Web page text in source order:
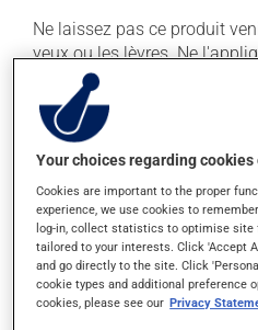
Ne laissez pas ce produit
yeux ou les lèvres. Ne
blessée par une coupure ou
Habituellement, on n'utilise
besoin. Il est important de
inscrite sur l'étiquette. N'en
souvent qu'indiqué.
Effets indésirables
En plus de ses effets
Your choices regarding
Cookies are important to the proper
experience, we use cookies to
log-in, collect statistics to optimise site
tailored to your interests. Click 'Accept
and go directly to the site. Click
cookie types and additional preference
cookies, please see our Privacy